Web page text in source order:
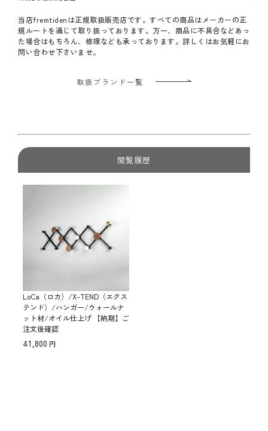
当店fremtidenは正規取扱販売店です。すべての商品はメーカーの正
規ルートを通じて取り扱っております。万一、商品に不具合などあっ
た場合はもちろん、修理なども承っております。詳しくはお気軽にお
問い合わせ下さいませ。
取扱ブランド一覧
閲覧履歴
LoCa（ロカ）/X-TEND（エクス
テンド）/ハンガー/ウォールナ
ット材/オイル仕上げ 【納期】ご
注文後確認
41,800